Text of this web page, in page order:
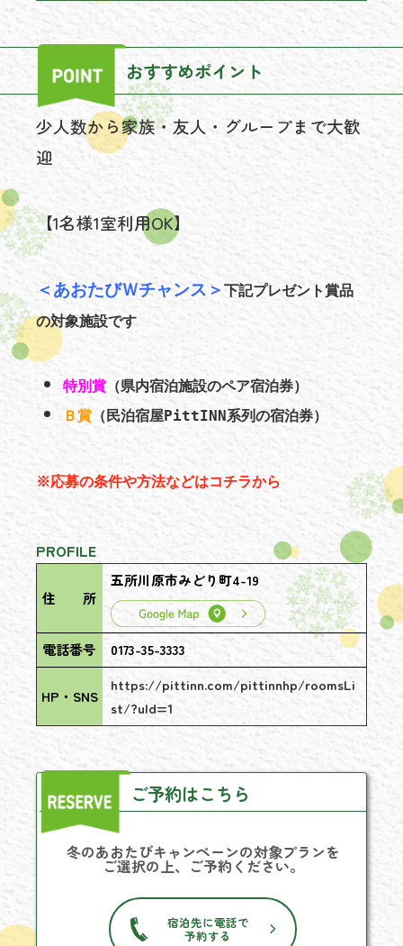
おすすめポイント
少人数から家族・友人・グループまで大歓
迎
【1名様1室利用OK】
＜あおたびＷチャンス＞ 下記プレゼント賞品
の対象施設です
特別賞 （県内宿泊施設のペア宿泊券）
Ｂ賞 （民泊宿屋PittINN系列の宿泊券）
※応募の条件や方法などはコチラから
PROFILE
住 所
五所川原市みどり町4-19
電話番号 0173-35-3333
HP・SNS
https://pittinn.com/pittinnhp/roomsLi
st/?uId=1
ご予約はこちら
冬のあおたびキャンペーンの対象プランを
ご選択の上、ご予約ください。
宿泊先に電話で
予約する